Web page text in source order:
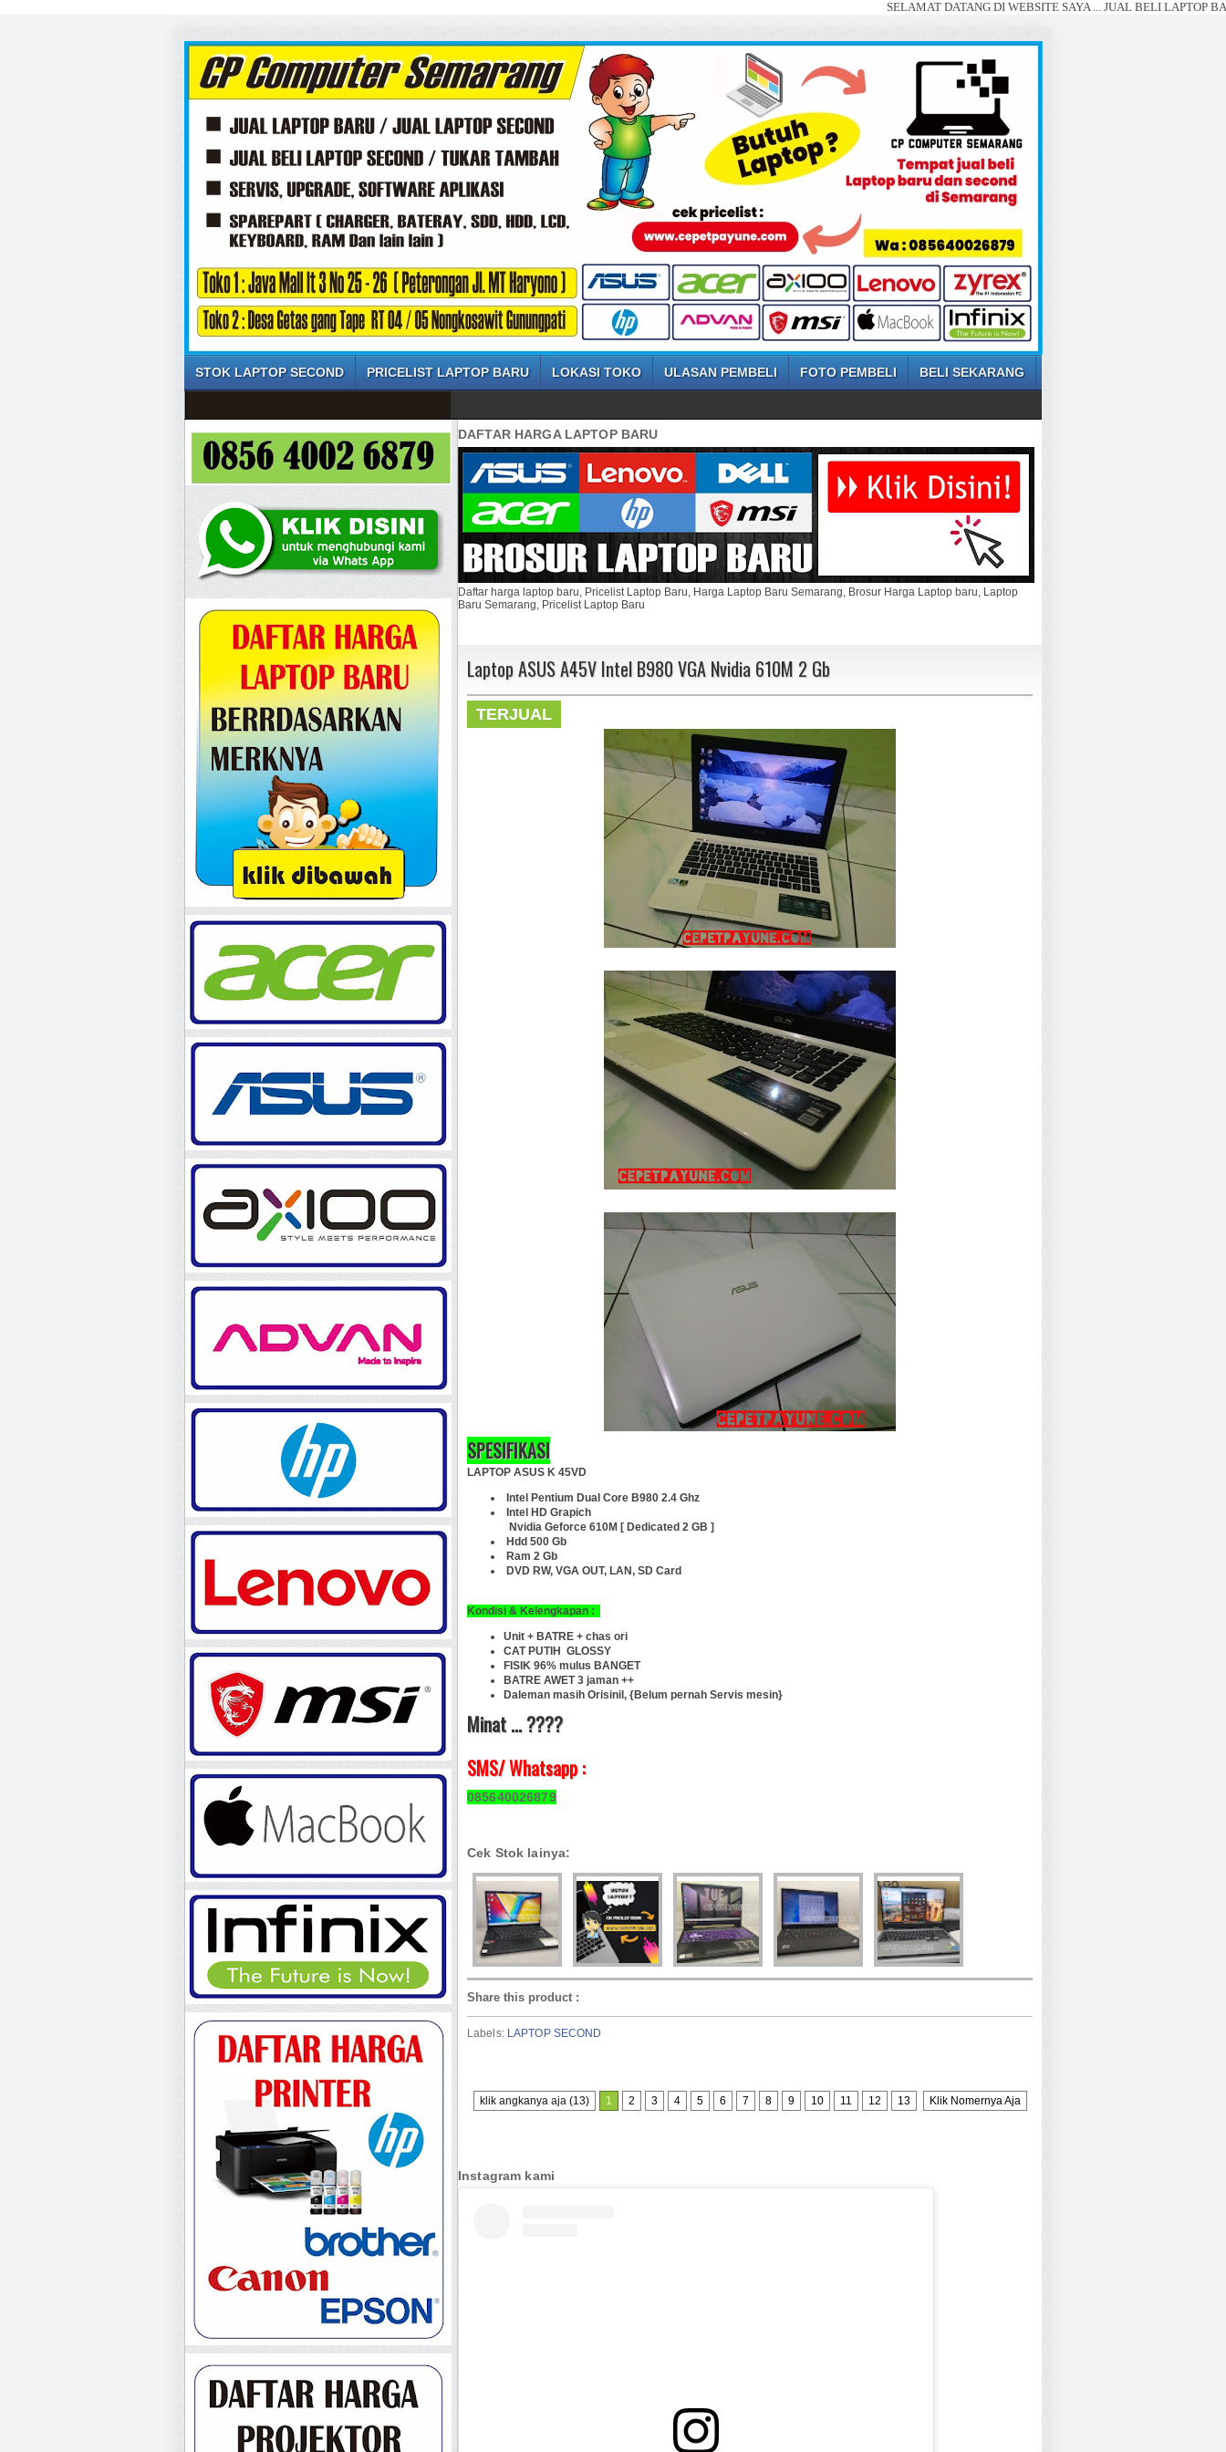
SELAMAT DATANG DI WEBSITE SAYA ... JUAL BELI LAPTOP BARU
STOK LAPTOP SECOND PRICELIST LAPTOP BARU LOKASI TOKO ULASAN PEMBELI FOTO PEMBELI BELI SEKARANG
DAFTAR HARGA LAPTOP BARU
Daftar harga laptop baru, Pricelist Laptop Baru, Harga Laptop Baru Semarang, Brosur Harga Laptop baru, Laptop
Baru Semarang, Pricelist Laptop Baru
Laptop ASUS A45V Intel B980 VGA Nvidia 610M 2 Gb
TERJUAL
SPESIFIKASI
LAPTOP ASUS K 45VD
Intel Pentium Dual Core B980 2.4 Ghz
Intel HD Grapich
Nvidia Geforce 610M [ Dedicated 2 GB ]
Hdd 500 Gb
Ram 2 Gb
DVD RW, VGA OUT, LAN, SD Card
Kondisi & Kelengkapan :
Unit + BATRE + chas ori
CAT PUTIH GLOSSY
FISIK 96% mulus BANGET
BATRE AWET 3 jaman ++
Daleman masih Orisinil, {Belum pernah Servis mesin}
Minat ... ????
SMS/ Whatsapp :
085640026879
Cek Stok lainya:
Share this product :
Labels: LAPTOP SECOND
klik angkanya aja (13) 1 2 3 4 5 6 7 8 9 10 11 12 13 Klik Nomernya Aja
Instagram kami